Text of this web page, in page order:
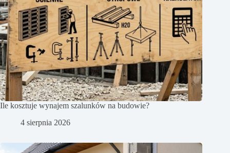
Ile kosztuje wynajem szalunków na budowie?
4 sierpnia 2026